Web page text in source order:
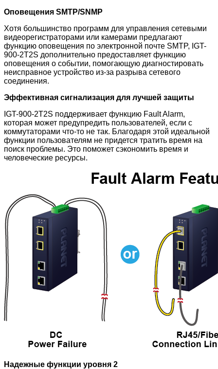
Оповещения SMTP/SNMP
Хотя большинство программ для управления сетевыми
видеорегистраторами или камерами предлагают
функцию оповещения по электронной почте SMTP, IGT-
900-2T2S дополнительно предоставляет функцию
оповещения о событии, помогающую диагностировать
неисправное устройство из-за разрыва сетевого
соединения.
Эффективная сигнализация для лучшей защиты
IGT-900-2T2S поддерживает функцию Fault Alarm,
которая может предупредить пользователей, если с
коммутаторами что-то не так. Благодаря этой идеальной
функции пользователям не придется тратить время на
поиск проблемы. Это поможет сэкономить время и
человеческие ресурсы.
Надежные функции уровня 2